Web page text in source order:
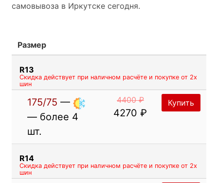
самовывоза в Иркутске сегодня.
Размер
R13
Скидка действует при наличном расчёте и покупке от 2х
шин
175/75 —
— более 4
шт.
4400 ₽
4270 ₽
Купить
R14
Скидка действует при наличном расчёте и покупке от 2х
шин